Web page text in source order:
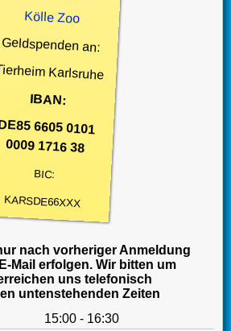
Kölle Zoo
Geldspenden an:
Karlsruhe
IBAN:
6605 0101
0009 1716 38
BIC:
KARSDE66XXX
nach vorheriger Anmeldung
Mail erfolgen. Wir bitten um
uns telefonisch
untenstehenden Zeiten
15:00 - 16:30